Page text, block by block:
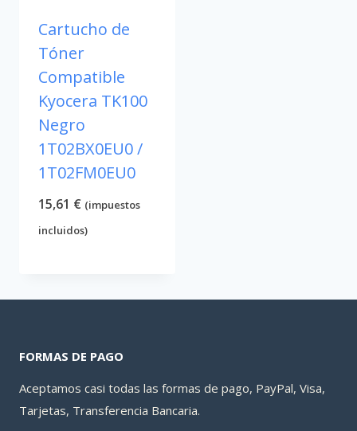
Cartucho de
Tóner
Compatible
Kyocera TK100
Negro
1T02BX0EU0 /
1T02FM0EU0
15,61 € (impuestos
incluidos)
FORMAS DE PAGO
Aceptamos casi todas las formas de pago, PayPal, Visa,
Tarjetas, Transferencia Bancaria.